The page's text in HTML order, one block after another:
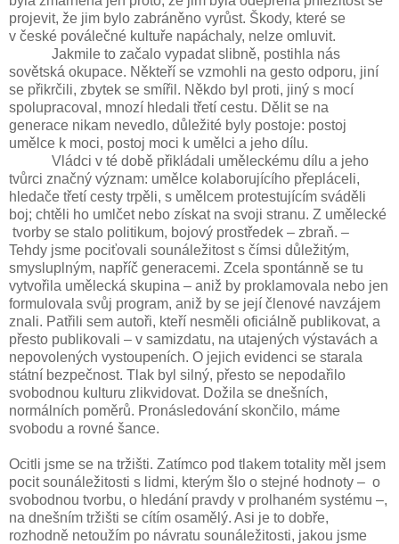
projevit, že jim bylo zabráněno vyrůst. Škody, které se
v české poválečné kultuře napáchaly, nelze omluvit.
Jakmile to začalo vypadat slibně, postihla nás
sovětská okupace. Někteří se vzmohli na gesto odporu, jiní
se přikrčili, zbytek se smířil. Někdo byl proti, jiný s mocí
spolupracoval, mnozí hledali třetí cestu. Dělit se na
generace nikam nevedlo, důležité byly postoje: postoj
umělce k moci, postoj moci k umělci a jeho dílu.
Vládci v té době přikládali uměleckému dílu a jeho
tvůrci značný význam: umělce kolaborujícího přepláceli,
hledače třetí cesty trpěli, s umělcem protestujícím sváděli
boj; chtěli ho umlčet nebo získat na svoji stranu. Z umělecké
tvorby se stalo politikum, bojový prostředek – zbraň. –
Tehdy jsme pociťovali sounáležitost s čímsi důležitým,
smysluplným, napříč generacemi. Zcela spontánně se tu
vytvořila umělecká skupina – aniž by proklamovala nebo jen
formulovala svůj program, aniž by se její členové navzájem
znali. Patřili sem autoři, kteří nesměli oficiálně publikovat, a
přesto publikovali – v samizdatu, na utajených výstavách a
nepovolených vystoupeních. O jejich evidenci se starala
státní bezpečnost. Tlak byl silný, přesto se nepodařilo
svobodnou kulturu zlikvidovat. Dožila se dnešních,
normálních poměrů. Pronásledování skončilo, máme
svobodu a rovné šance.
Ocitli jsme se na tržišti. Zatímco pod tlakem totality měl jsem
pocit sounáležitosti s lidmi, kterým šlo o stejné hodnoty – o
svobodnou tvorbu, o hledání pravdy v prolhaném systému –,
na dnešním tržišti se cítím osamělý. Asi je to dobře,
rozhodně netoužím po návratu sounáležitosti, jakou jsme